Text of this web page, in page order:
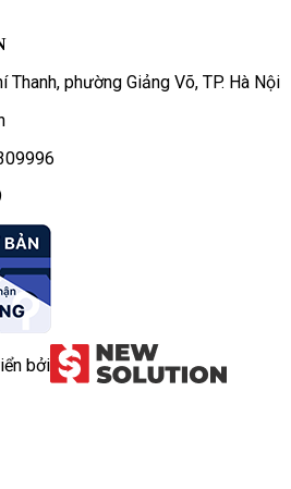
phường Giảng Võ, TP. Hà Nội
bởi